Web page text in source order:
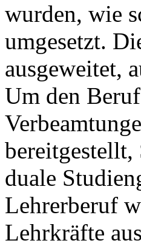
wurden, wie
umgesetzt.
ausgeweitet,
Um den
bereitgestellt,
duale
Lehrerberuf
Lehrkräfte